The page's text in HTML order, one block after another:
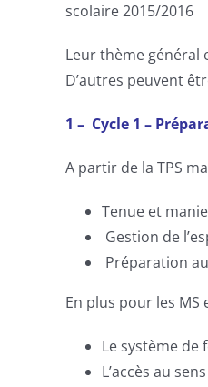
scolaire 2015/2016
Leur thème général
D’autres peuvent
1 – Cycle 1 –
A partir de la TPS
Tenue et
Gestion de
Préparation
En plus pour les MS
Le système
L’accès au